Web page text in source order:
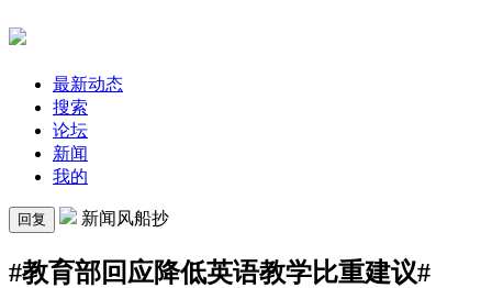
最新动态
搜索
论坛
新闻
我的
回复 新闻风船抄
#教育部回应降低英语教学比重建议#